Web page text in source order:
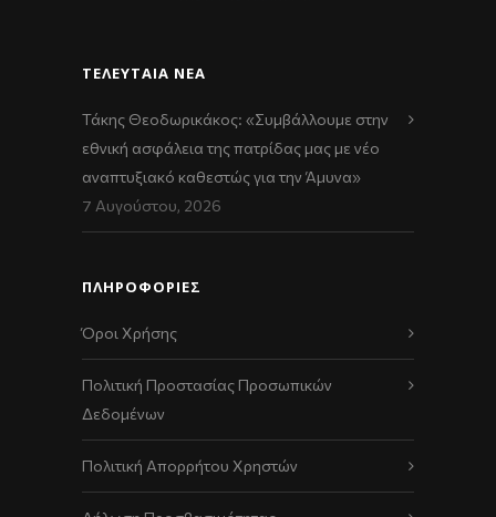
ΤΕΛΕΥΤΑΊΑ ΝΈΑ
Τάκης Θεοδωρικάκος: «Συμβάλλουμε στην
εθνική ασφάλεια της πατρίδας μας με νέο
αναπτυξιακό καθεστώς για την Άμυνα»
7 Αυγούστου, 2026
ΠΛΗΡΟΦΟΡΙΕΣ
Όροι Χρήσης
Πολιτική Προστασίας Προσωπικών
Δεδομένων
Πολιτική Απορρήτου Χρηστών